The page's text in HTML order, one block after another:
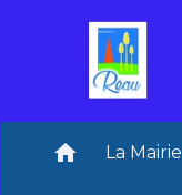
home La Mairie